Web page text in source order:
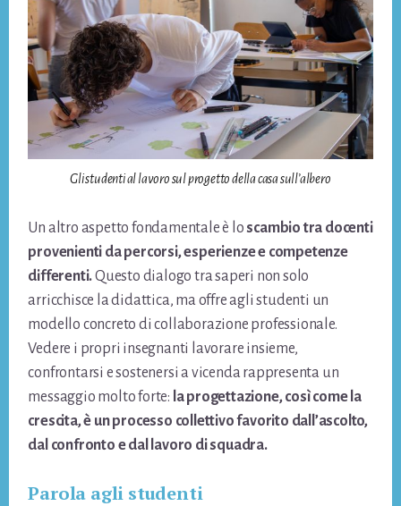
Gli studenti al lavoro sul progetto della casa sull’albero
Un altro aspetto fondamentale è lo scambio tra docenti
provenienti da percorsi, esperienze e competenze
differenti.Questo dialogo tra saperi non solo
arricchisce la didattica, ma offre agli studenti un
modello concreto di collaborazione professionale.
Vedere i propri insegnanti lavorare insieme,
confrontarsi e sostenersi a vicenda rappresenta un
messaggio molto forte: la progettazione, così come la
crescita, è un processo collettivo favorito dall’ascolto,
dal confronto e dal lavoro di squadra.
Parola agli studenti